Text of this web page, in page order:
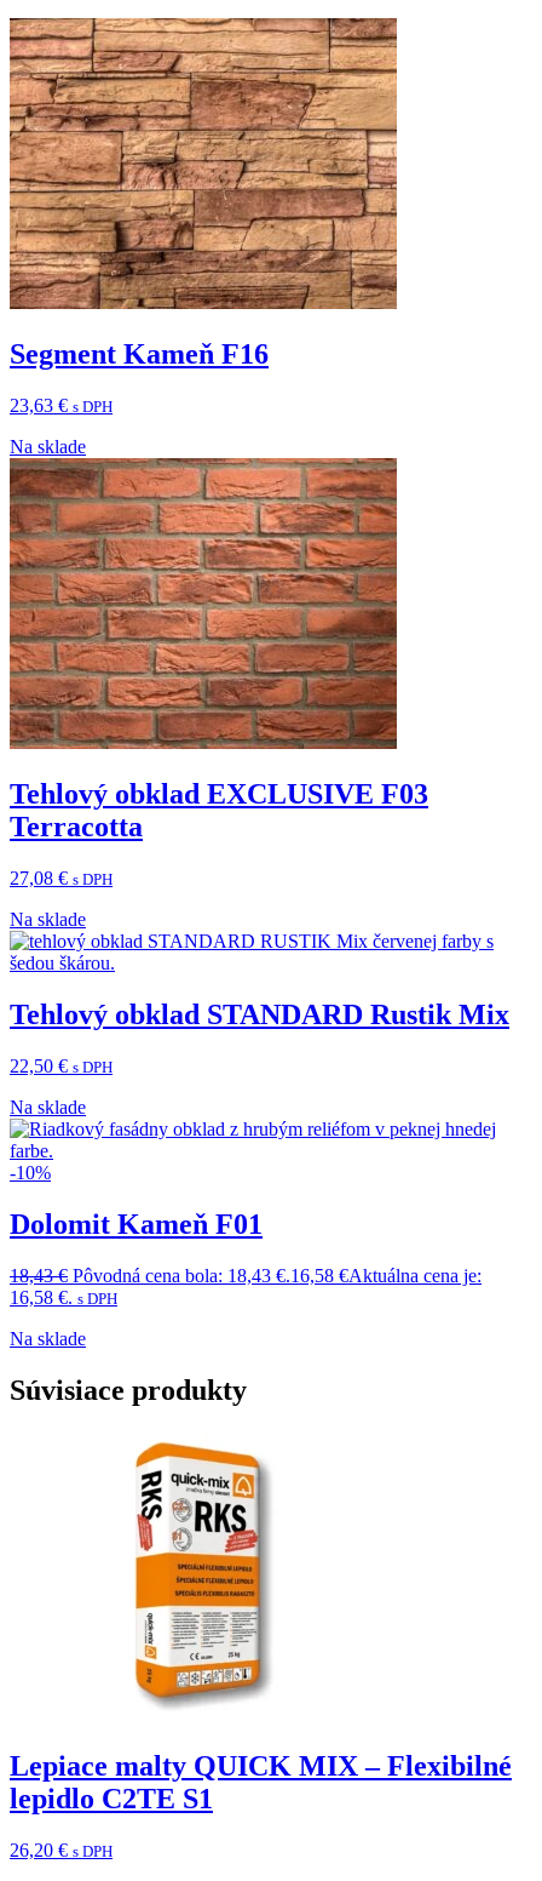
Segment Kameň F16
23,63 € s DPH
Na sklade
Tehlový obklad EXCLUSIVE F03
Terracotta
27,08 € s DPH
Na sklade
Tehlový obklad STANDARD Rustik Mix
22,50 € s DPH
Na sklade
-10%
Dolomit Kameň F01
18,43€ Pôvodná cena bola: 18,43 €.16,58 €Aktuálna cena je:
16,58 €. s DPH
Na sklade
Súvisiace produkty
Lepiace malty QUICK MIX – Flexibilné
lepidlo C2TE S1
26,20 € s DPH